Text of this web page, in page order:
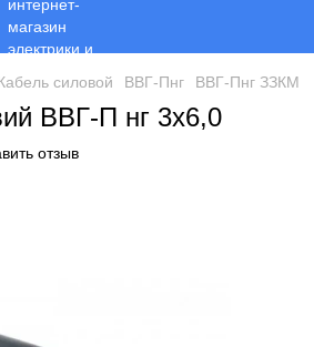
силовой ВВГ-Пнг ВВГ-Пнг ЗЗКМ
ВВГ-П нг 3х6,0
отзыв